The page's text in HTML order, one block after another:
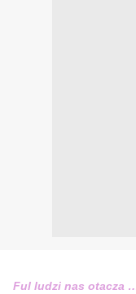
Ful ludzi nas otacza